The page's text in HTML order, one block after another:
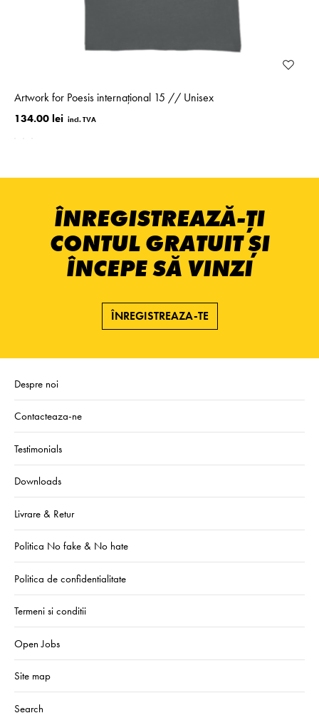
Artwork for Poesis internațional 15 // Unisex
134.00 lei
ÎNREGISTREAZĂ-ȚI
CONTUL GRATUIT ȘI
ÎNCEPE SĂ VINZI
ÎNREGISTREAZA-TE
Despre noi
Contacteaza-ne
Testimonials
Downloads
Livrare & Retur
Politica No fake & No hate
Politica de confidentialitate
Termeni si conditii
Open Jobs
Site map
Search